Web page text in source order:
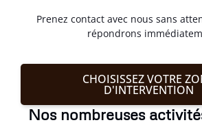
Prenez contact avec nous sans
répondrons
CHOISISSEZ VOTRE
D'INTERVENTION
Nos nombreuses